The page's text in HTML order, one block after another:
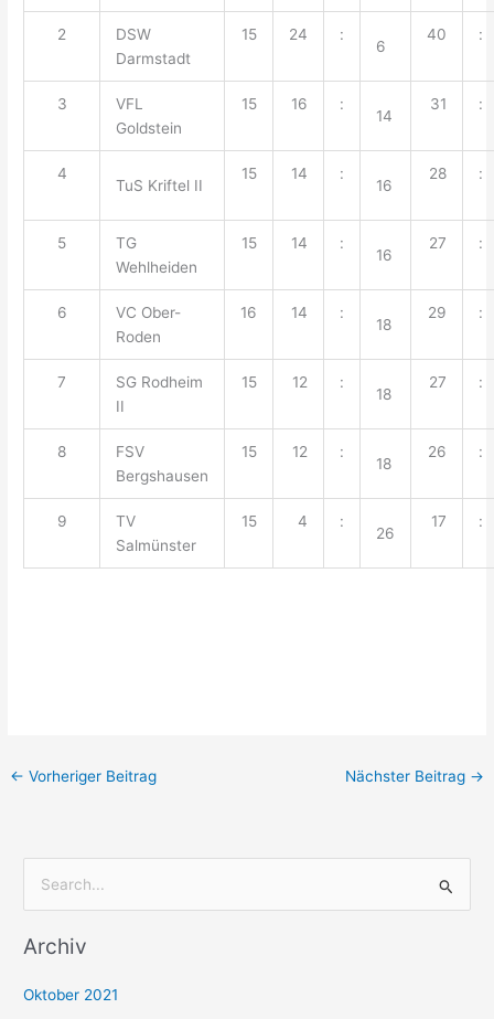
2
DSW
Darmstadt
15 24 :
6
40 :
3
VFL
Goldstein
15 16 :
14
31 :
4
TuS Kriftel II
15 14 :
16
28 :
5
TG
Wehlheiden
15 14 :
16
27 :
6
VC Ober-
Roden
16 14 :
18
29 :
7
SG Rodheim
II
15 12 :
18
27 :
8
FSV
Bergshausen
15 12 :
18
26 :
9
TV
Salmünster
15 4 :
26
17 :
← Vorheriger Beitrag Nächster Beitrag →
c
Archiv
Oktober 2021